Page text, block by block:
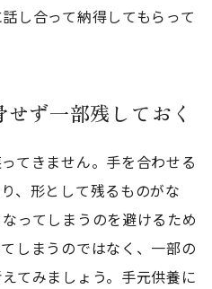
し合って納得してもらって
ず一部残しておく
てきません。手を合わせる
、形として残るものがな
ってしまうのを避けるため
しまうのではなく、一部の
てみましょう。手元供養に